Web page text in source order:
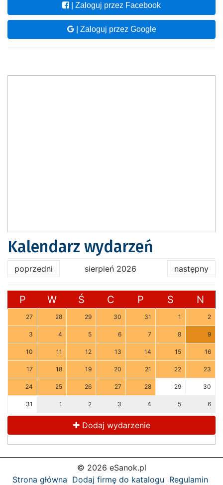
| Zaloguj przez Facebook
| Zaloguj przez Google
Kalendarz wydarzeń
poprzedni sierpień 2026 następny
P W Ś C P S N
27 28 29 30 31 1 2
3 4 5 6 7 8 9
10 11 12 13 14 15 16
17 18 19 20 21 22 23
24 25 26 27 28 29 30
31 1 2 3 4 5 6
Dodaj wydarzenie
© 2026 eSanok.pl
Strona główna Dodaj firmę do katalogu Regulamin